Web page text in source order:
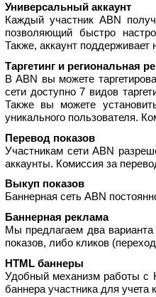
Универсальный аккаунт
Каждый участник ABN
позволяющий быстро
Также, аккаунт поддерживает
Таргетинг и региональная
В ABN вы можете
сети доступно 7 видов
Также вы можете
уникального пользователя.
Перевод показов
Участникам сети ABN
аккаунты. Комиссия за
Выкуп показов
Баннерная сеть ABN
Баннерная реклама
Мы предлагаем два
показов, либо кликов
HTML баннеры
Удобный механизм работы с
баннера участника для